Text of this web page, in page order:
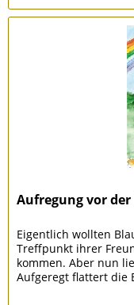
Aufregung vor
Eigentlich wollten
Treffpunkt ihrer
kommen. Aber nun
Aufgeregt flattert die